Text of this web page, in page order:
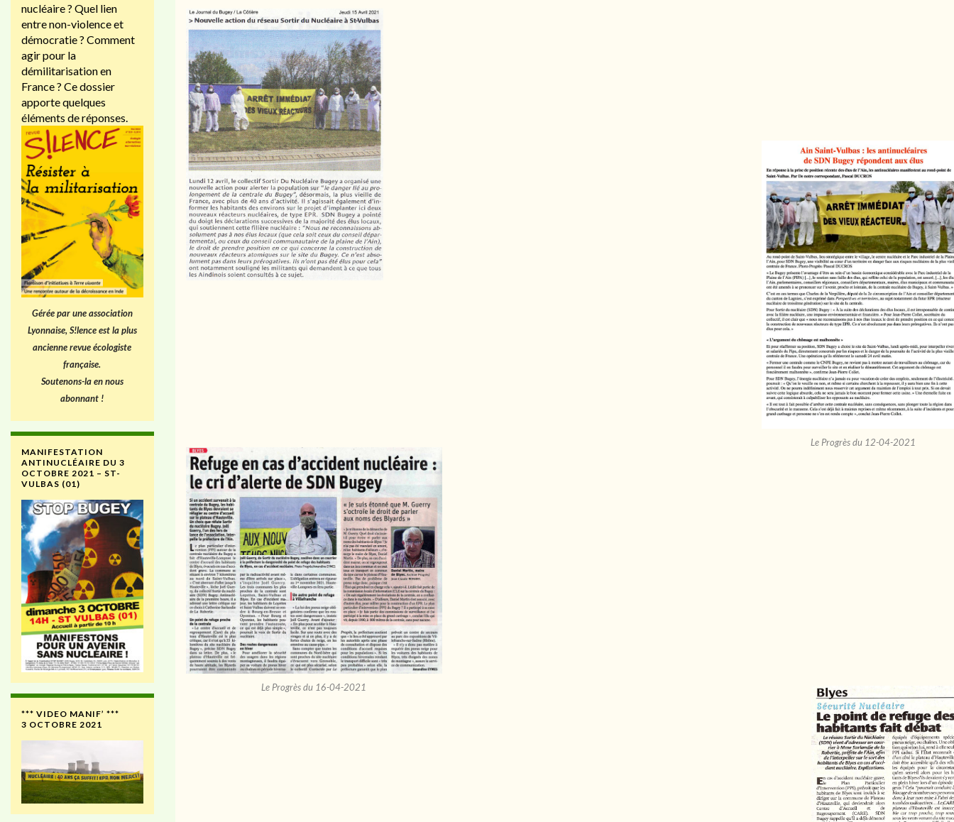
Le Progrès du 12-04-2021
Le Progrès du 16-04-2021
nucléaire ? Quel lien
entre non-violence et
démocratie ? Comment
agir pour la
démilitarisation en
France ? Ce dossier
apporte quelques
éléments de réponses.
Gérée par une association
Lyonnaise, S!lence est la plus
ancienne revue écologiste
française.
Soutenons-la en nous
abonnant !
MANIFESTATION
ANTINUCLÉAIRE DU 3
OCTOBRE 2021 – ST-
VULBAS (01)
*** VIDEO MANIF’ ***
3 OCTOBRE 2021